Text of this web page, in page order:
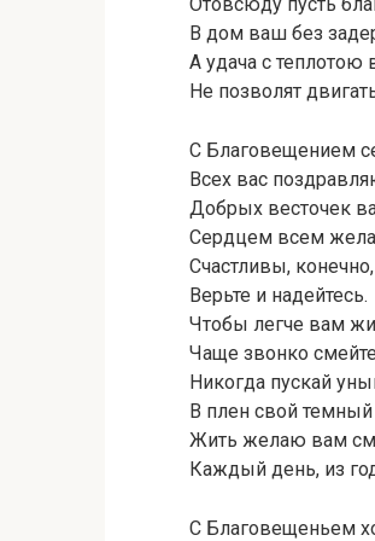
В дом ваш без
А удача с теплотою
Не позволят
С Благовещением
Всех вас
Добрых весточек
Сердцем всем
Счастливы,
Верьте и надейтесь.
Чтобы легче вам
Чаще звонко
Никогда пускай
В плен свой
Жить желаю вам
Каждый день, из
С Благовещеньем